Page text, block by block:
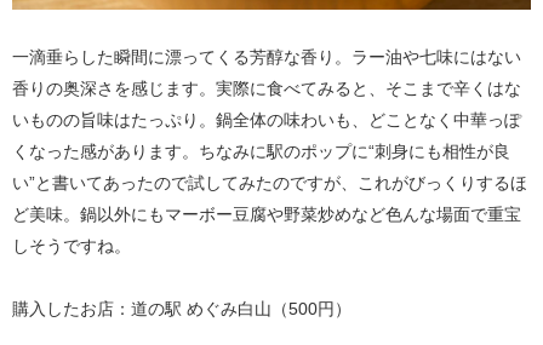
一滴垂らした瞬間に漂ってくる芳醇な香り。ラー油や七味にはない
香りの奥深さを感じます。実際に食べてみると、そこまで辛くはな
いものの旨味はたっぷり。鍋全体の味わいも、どことなく中華っぽ
くなった感があります。ちなみに駅のポップに“刺身にも相性が良
い”と書いてあったので試してみたのですが、これがびっくりするほ
ど美味。鍋以外にもマーボー豆腐や野菜炒めなど色んな場面で重宝
しそうですね。
購入したお店：道の駅 めぐみ白山（500円）